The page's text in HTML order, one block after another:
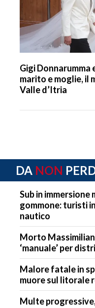
Gigi Donnarumma
marito e moglie, il
Valle d’Itria
DA NON
Sub in
gommone: turisti
nautico
Morto
‘manuale’ per
Malore fatale in
muore sul litorale
Multe